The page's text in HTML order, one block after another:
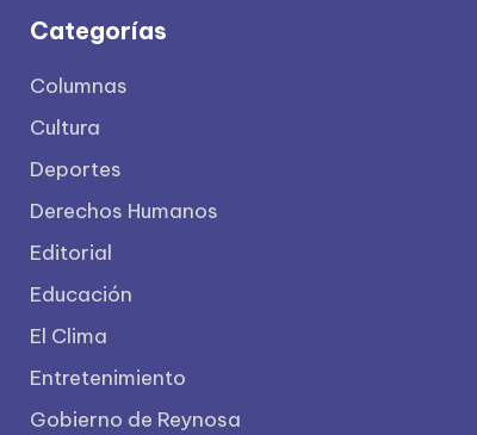
Categorías
Columnas
Cultura
Deportes
Derechos Humanos
Editorial
Educación
El Clima
Entretenimiento
Gobierno de Reynosa